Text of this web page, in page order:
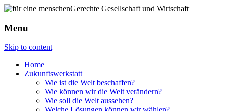
Menu
Skip to content
Home
Zukunftswerkstatt
Wie ist die Welt beschaffen?
Wie können wir die Welt verändern?
Wie soll die Welt aussehen?